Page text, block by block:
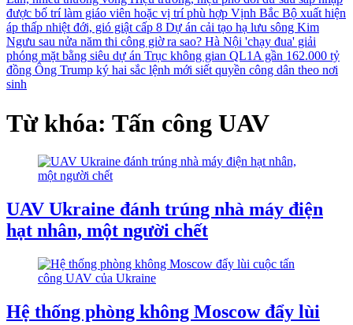
được bố trí làm giáo viên hoặc vị trí phù hợp Vịnh Bắc Bộ xuất hiện
áp thấp nhiệt đới, gió giật cấp 8 Dự án cải tạo hạ lưu sông Kim
Ngưu sau nửa năm thi công giờ ra sao? Hà Nội 'chạy đua' giải
phóng mặt bằng siêu dự án Trục không gian QL1A gần 162.000 tỷ
đồng Ông Trump ký hai sắc lệnh mới siết quyền công dân theo nơi
sinh
Từ khóa: Tấn công UAV
UAV Ukraine đánh trúng nhà máy điện
hạt nhân, một người chết
Hệ thống phòng không Moscow đẩy lùi